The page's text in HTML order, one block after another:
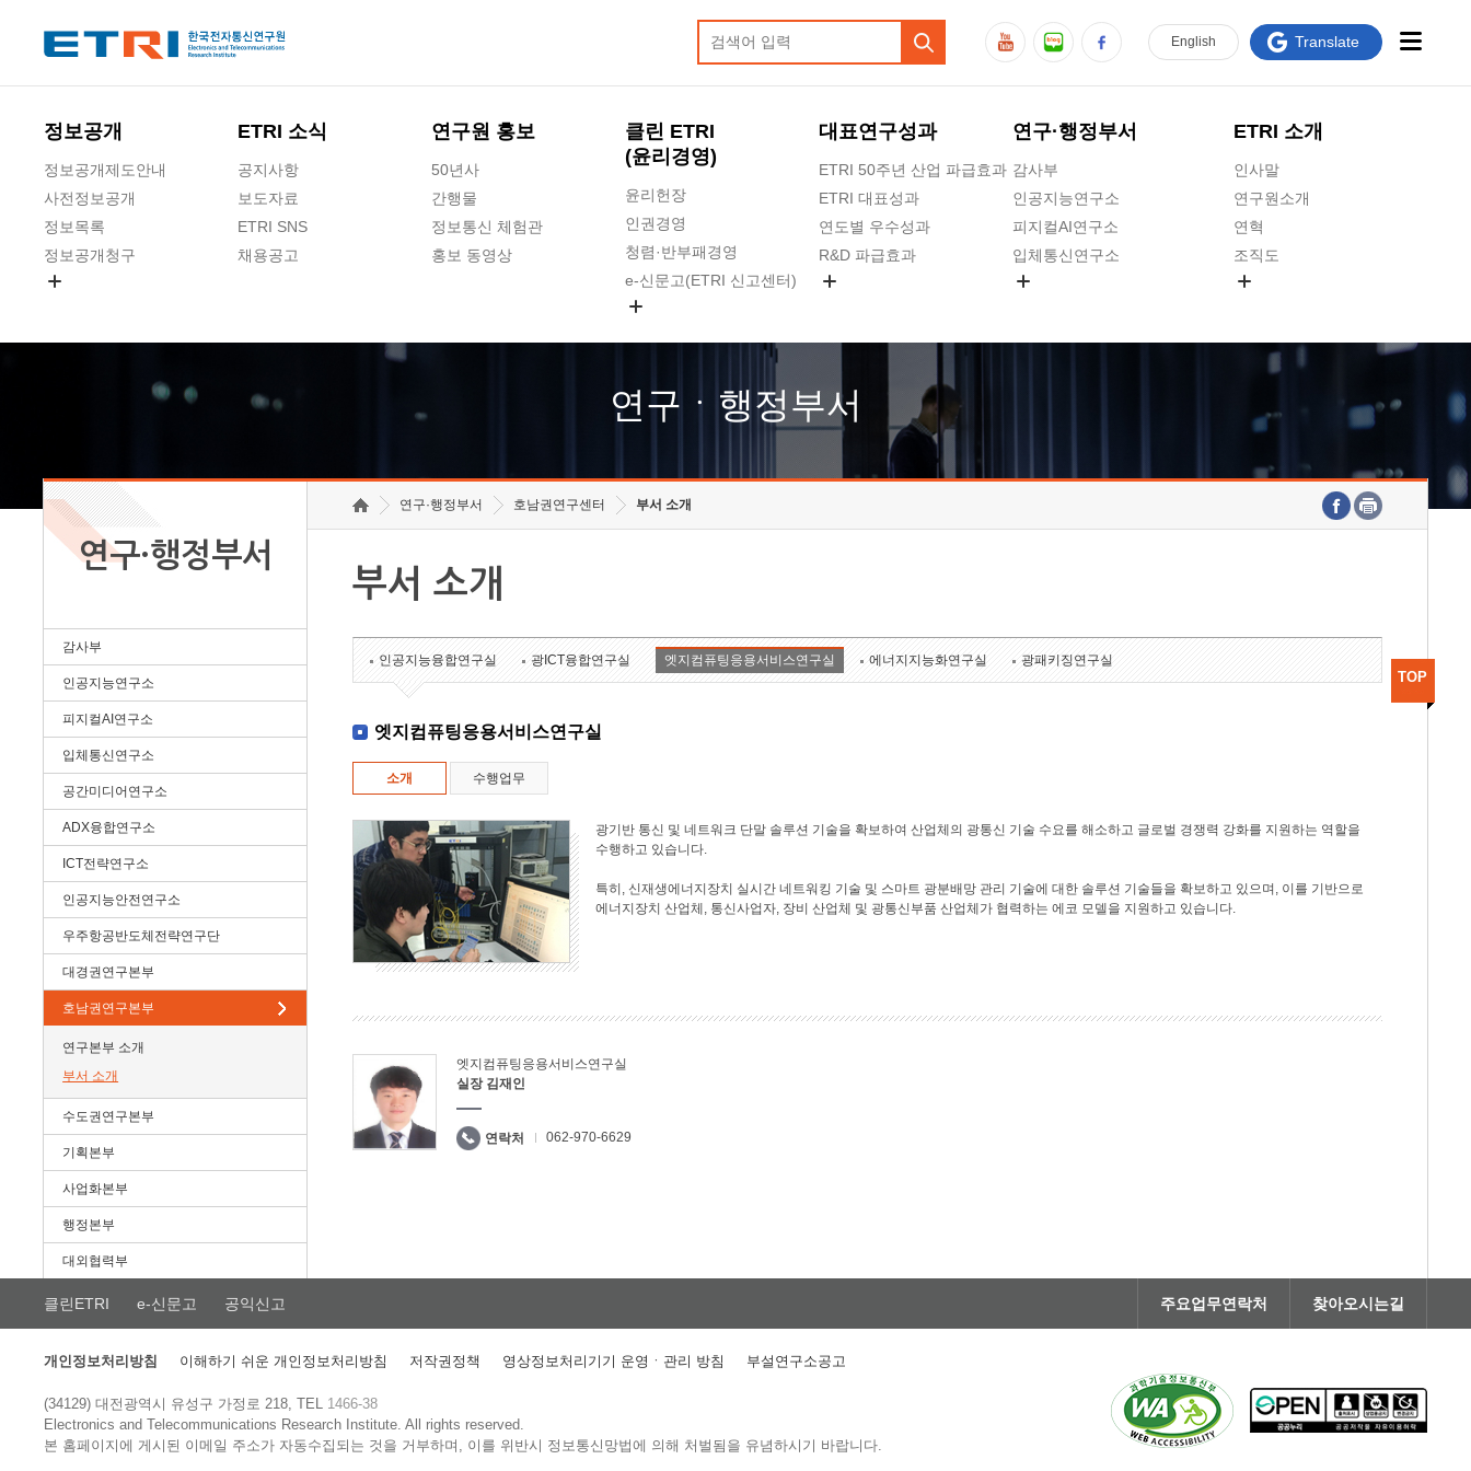
정보공개
정보공개제도안내
사전정보공개
정보목록
정보공개청구
ETRI 소식
공지사항
보도자료
ETRI SNS
채용공고
연구원 홍보
50년사
간행물
정보통신 체험관
홍보 동영상
클린 ETRI
(윤리경영)
윤리헌장
인권경영
청렴·반부패경영
e-신문고(ETRI 신고센터)
고객의소리
수의계약 현황
대표연구성과
ETRI 50주년 산업 파급효과
ETRI 대표성과
연도별 우수성과
R&D 파급효과
연구·행정부서
감사부
인공지능연구소
피지컬AI연구소
입체통신연구소
호남권연구본부
기획본부
ETRI 소개
인사말
연구원소개
연혁
조직도
연구원 고객헌장
주요업무연락처
English Translate
연구ㆍ행정부서
연구·행정부서
감사부
인공지능연구소
피지컬AI연구소
입체통신연구소
공간미디어연구소
ADX융합연구소
ICT전략연구소
인공지능안전연구소
우주항공반도체전략연구단
대경권연구본부
호남권연구본부
연구본부 소개
부서 소개
수도권연구본부
기획본부
사업화본부
행정본부
대외협력부
연구·행정부서 호남권연구센터 부서 소개
부서 소개
인공지능융합연구실 광ICT융합연구실 엣지컴퓨팅응용서비스연구실 에너지지능화연구실 광패키징연구실
엣지컴퓨팅응용서비스연구실
소개 수행업무
광기반 통신 및 네트워크 단말 솔루션 기술을 확보하여 산업체의 광통신 기술 수요를 해소하고 글로벌 경쟁력 강화를 지원하는 역할을
수행하고 있습니다.
특히, 신재생에너지장치 실시간 네트워킹 기술 및 스마트 광분배망 관리 기술에 대한 솔루션 기술들을 확보하고 있으며, 이를 기반으로
에너지장치 산업체, 통신사업자, 장비 산업체 및 광통신부품 산업체가 협력하는 에코 모델을 지원하고 있습니다.
엣지컴퓨팅응용서비스연구실
실장 김재인
연락처 062-970-6629
TOP
클린ETRI e-신문고 공익신고 주요업무연락처 찾아오시는길
개인정보처리방침 이해하기 쉬운 개인정보처리방침 저작권정책 영상정보처리기기 운영ㆍ관리 방침 부설연구소공고
(34129) 대전광역시 유성구 가정로 218, TEL 1466-38
Electronics and Telecommunications Research Institute.All rights reserved.
본 홈페이지에 게시된 이메일 주소가 자동수집되는 것을 거부하며, 이를 위반시 정보통신망법에 의해 처벌됨을 유념하시기 바랍니다.